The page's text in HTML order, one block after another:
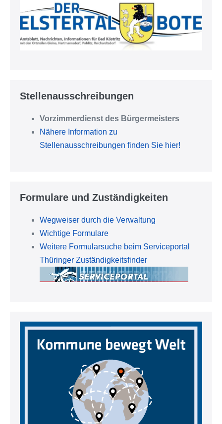
Stellenausschreibungen
Vorzimmerdienst des Bürgermeisters
Nähere Information zu
Stellenausschreibungen finden Sie hier!
Formulare und Zuständigkeiten
Wegweiser durch die Verwaltung
Wichtige Formulare
Weitere Formularsuche beim Serviceportal
Thüringer Zuständigkeitsfinder